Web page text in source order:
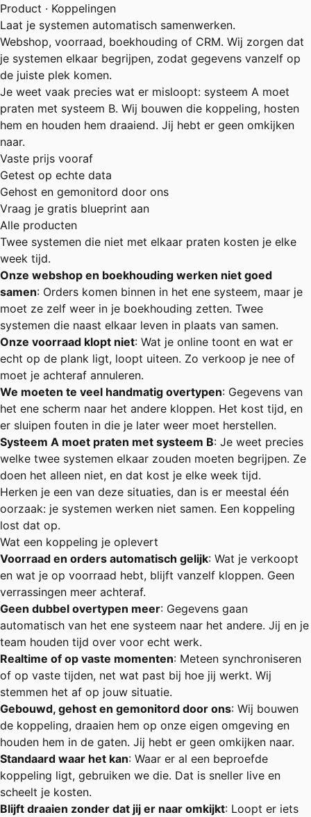
Product · Koppelingen
Laat je systemen automatisch samenwerken.
Webshop, voorraad, boekhouding of CRM. Wij zorgen dat
je systemen elkaar begrijpen, zodat gegevens vanzelf op
de juiste plek komen.
Je weet vaak precies wat er misloopt: systeem A moet
praten met systeem B. Wij bouwen die koppeling, hosten
hem en houden hem draaiend. Jij hebt er geen omkijken
naar.
Vaste prijs vooraf
Getest op echte data
Gehost en gemonitord door ons
Vraag je gratis blueprint aan
Alle producten
Twee systemen die niet met elkaar praten kosten je elke
week tijd.
Onze webshop en boekhouding werken niet goed
samen: Orders komen binnen in het ene systeem, maar je
moet ze zelf weer in je boekhouding zetten. Twee
systemen die naast elkaar leven in plaats van samen.
Onze voorraad klopt niet: Wat je online toont en wat er
echt op de plank ligt, loopt uiteen. Zo verkoop je nee of
moet je achteraf annuleren.
We moeten te veel handmatig overtypen: Gegevens van
het ene scherm naar het andere kloppen. Het kost tijd, en
er sluipen fouten in die je later weer moet herstellen.
Systeem A moet praten met systeem B: Je weet precies
welke twee systemen elkaar zouden moeten begrijpen. Ze
doen het alleen niet, en dat kost je elke week tijd.
Herken je een van deze situaties, dan is er meestal één
oorzaak: je systemen werken niet samen. Een koppeling
lost dat op.
Wat een koppeling je oplevert
Voorraad en orders automatisch gelijk: Wat je verkoopt
en wat je op voorraad hebt, blijft vanzelf kloppen. Geen
verrassingen meer achteraf.
Geen dubbel overtypen meer: Gegevens gaan
automatisch van het ene systeem naar het andere. Jij en je
team houden tijd over voor echt werk.
Realtime of op vaste momenten: Meteen synchroniseren
of op vaste tijden, net wat past bij hoe jij werkt. Wij
stemmen het af op jouw situatie.
Gebouwd, gehost en gemonitord door ons: Wij bouwen
de koppeling, draaien hem op onze eigen omgeving en
houden hem in de gaten. Jij hebt er geen omkijken naar.
Standaard waar het kan: Waar er al een beproefde
koppeling ligt, gebruiken we die. Dat is sneller live en
scheelt je kosten.
Blijft draaien zonder dat jij er naar omkijkt: Loopt er iets